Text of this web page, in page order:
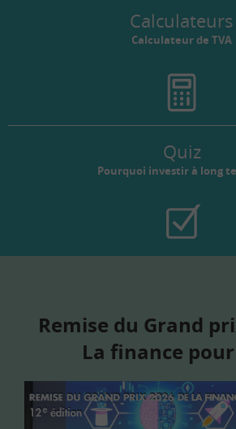
Calculateurs
Calculateur de TVA
Quiz
Pourquoi investir à long
Remise du Grand
La finance